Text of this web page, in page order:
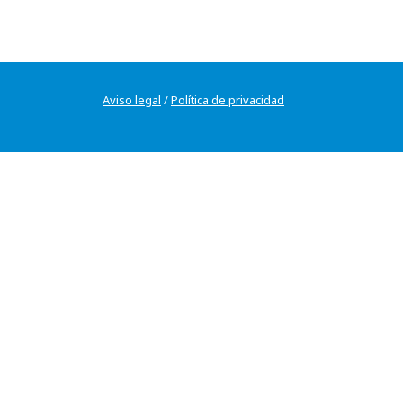
Aviso legal /Política de privacidad